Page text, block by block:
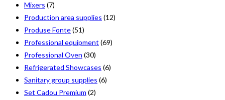
Mixers (7)
Production area supplies (12)
Produse Fonte(51)
Professional equipment (69)
Professional Oven (30)
Refrigerated Showcases (6)
Sanitary group supplies (6)
Set Cadou Premium (2)